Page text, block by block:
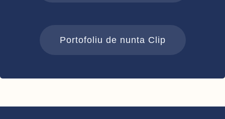
Portofoliu de nunta Clip